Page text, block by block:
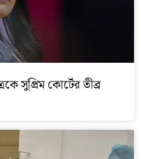
সুপ্রিম কোর্টের তীব্র